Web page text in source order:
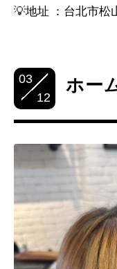
💡地址 ：台北市松
03
12
ホー